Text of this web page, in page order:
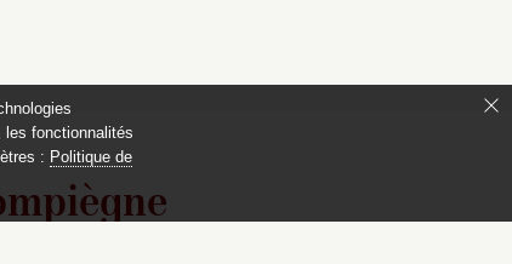
les fonctionnalités
: Politique de